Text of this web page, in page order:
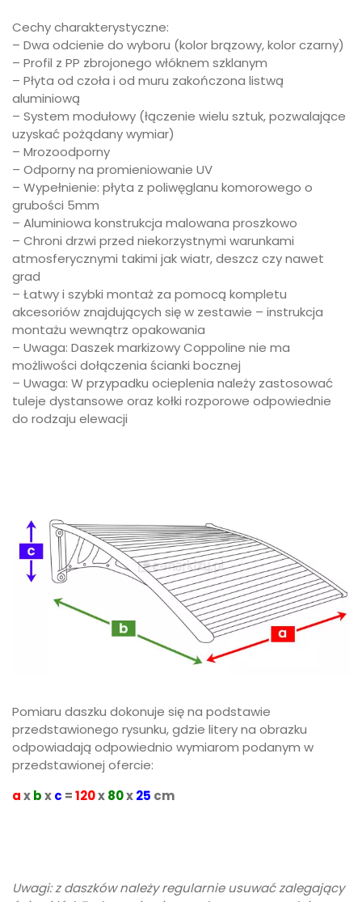
Cechy charakterystyczne:
– Dwa odcienie do wyboru (kolor brązowy, kolor czarny)
– Profil z PP zbrojonego włóknem szklanym
– Płyta od czoła i od muru zakończona listwą
aluminiową
– System modułowy (łączenie wielu sztuk, pozwalające
uzyskać pożądany wymiar)
– Mrozoodporny
– Odporny na promieniowanie UV
– Wypełnienie: płyta z poliwęglanu komorowego o
grubości 5mm
– Aluminiowa konstrukcja malowana proszkowo
– Chroni drzwi przed niekorzystnymi warunkami
atmosferycznymi takimi jak wiatr, deszcz czy nawet
grad
– Łatwy i szybki montaż za pomocą kompletu
akcesoriów znajdujących się w zestawie – instrukcja
montażu wewnątrz opakowania
– Uwaga: Daszek markizowy Coppoline nie ma
możliwości dołączenia ścianki bocznej
– Uwaga: W przypadku ocieplenia należy zastosować
tuleje dystansowe oraz kołki rozporowe odpowiednie
do rodzaju elewacji
Pomiaru daszku dokonuje się na podstawie
przedstawionego rysunku, gdzie litery na obrazku
odpowiadają odpowiednio wymiarom podanym w
przedstawionej ofercie:
axbxc =120x80x25 cm
Uwagi: z daszków należy regularnie usuwać zalegający